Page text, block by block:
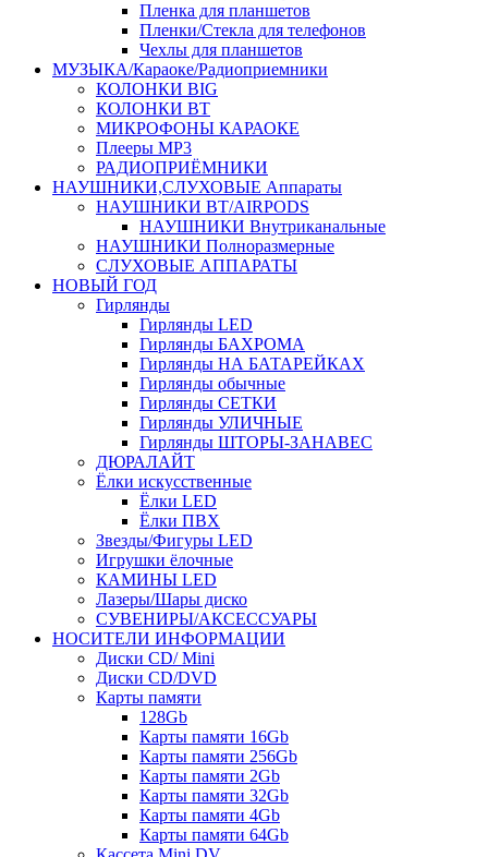
Пленка для планшетов
Пленки/Стекла для телефонов
Чехлы для планшетов
МУЗЫКА/Караоке/Радиоприемники
КОЛОНКИ BIG
КОЛОНКИ BT
МИКРОФОНЫ КАРАОКЕ
Плееры MP3
РАДИОПРИЁМНИКИ
НАУШНИКИ,СЛУХОВЫЕ Аппараты
НАУШНИКИ BT/AIRPODS
НАУШНИКИ Внутриканальные
НАУШНИКИ Полноразмерные
СЛУХОВЫЕ АППАРАТЫ
НОВЫЙ ГОД
Гирлянды
Гирлянды LED
Гирлянды БАХРОМА
Гирлянды НА БАТАРЕЙКАХ
Гирлянды обычные
Гирлянды СЕТКИ
Гирлянды УЛИЧНЫЕ
Гирлянды ШТОРЫ-ЗАНАВЕС
ДЮРАЛАЙТ
Ёлки искусственные
Ёлки LED
Ёлки ПВХ
Звезды/Фигуры LED
Игрушки ёлочные
КАМИНЫ LED
Лазеры/Шары диско
СУВЕНИРЫ/АКСЕССУАРЫ
НОСИТЕЛИ ИНФОРМАЦИИ
Диски CD/ Mini
Диски CD/DVD
Карты памяти
128Gb
Карты памяти 16Gb
Карты памяти 256Gb
Карты памяти 2Gb
Карты памяти 32Gb
Карты памяти 4Gb
Карты памяти 64Gb